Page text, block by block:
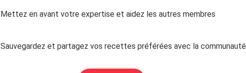
Mettez en avant votre expertise et aidez les autres membres
Sauvegardez et partagez vos recettes préférées avec la communauté